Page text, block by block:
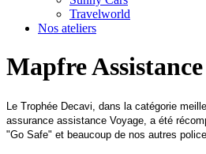
Travelworld
Nos ateliers
Mapfre Assistance
Le Trophée Decavi, dans la catégorie
assurance assistance Voyage, a été
"Go Safe" et beaucoup de nos autres